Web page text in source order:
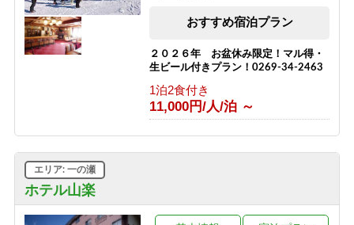
19,400円/人/泊 ～
ひすい色の温泉の熊の湯＼1泊2食お試
しプラン～萌葱moegi～／
1泊2食付き
15,000円/人/泊 ～
おすすめ宿泊プラン
２０２６年 お盆休み限定！マル得・
生ビール付きプラン！0269-34-2463
1泊2食付き
11,000円/人/泊 ～
ホテル山楽
エリア: 一の瀬